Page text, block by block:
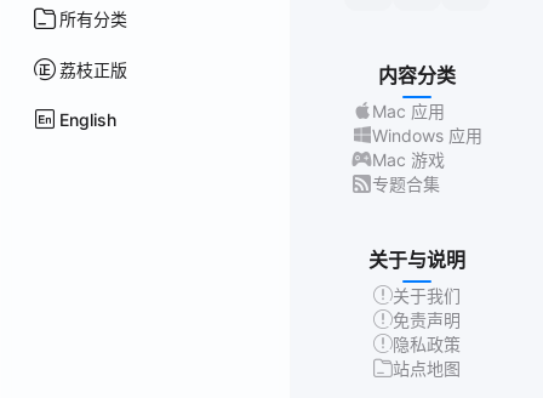
所有分类
荔枝正版
English
内容分类
Mac 应用
Windows 应用
Mac 游戏
专题合集
关于与说明
关于我们
免责声明
隐私政策
站点地图